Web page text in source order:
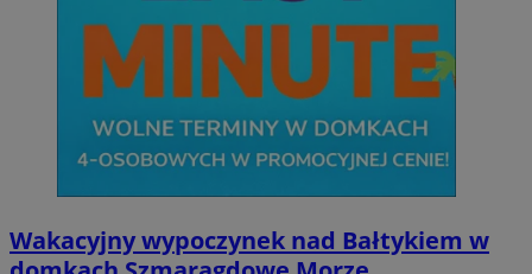
Wakacyjny wypoczynek nad Bałtykiem w